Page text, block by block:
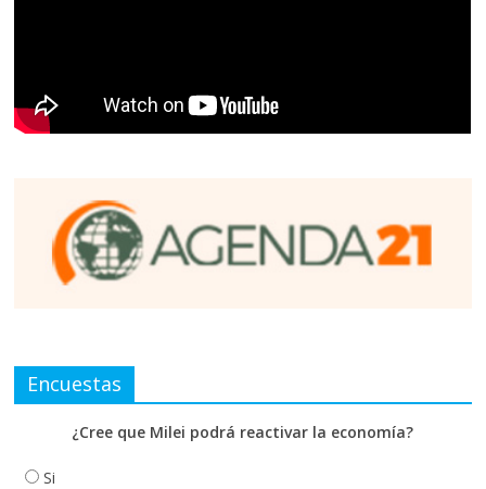
Encuestas
¿Cree que Milei podrá reactivar la economía?
Si